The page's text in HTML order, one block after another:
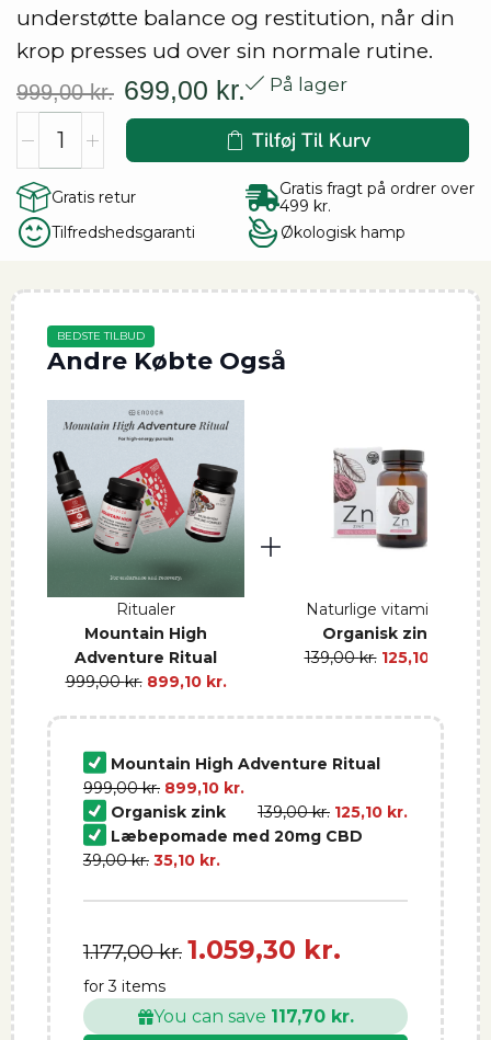
understøtte balance og restitution, når din
krop presses ud over sin normale rutine.
999,00kr. 699,00 kr. På lager
Tilføj Til Kurv
Gratis retur
Gratis fragt på ordrer over
499 kr.
Tilfredshedsgaranti
Økologisk hamp
BEDSTE TILBUD
Andre Købte Også
Ritualer
Mountain High
Adventure Ritual
999,00kr. 899,10 kr.
Naturlige vitaminer
Organisk zink
139,00kr. 125,10
Mountain High Adventure Ritual
999,00kr. 899,10 kr.
Organisk zink
139,00kr. 125,10 kr.
Læbepomade med 20mg CBD
39,00kr. 35,10 kr.
1.177,00 kr. 1.059,30 kr.
for 3 items
You can save 117,70 kr.